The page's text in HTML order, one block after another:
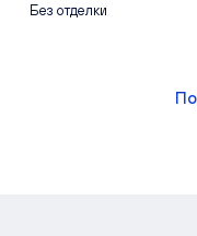
Без отделки